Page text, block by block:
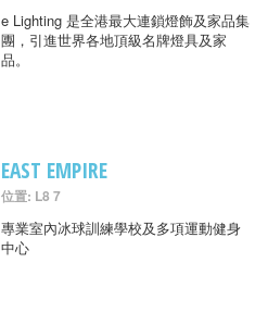
e Lighting 是全港最大連鎖燈飾及家品集
團，引進世界各地頂級名牌燈具及家
品。
EAST EMPIRE
位置: L8 7
專業室內冰球訓練學校及多項運動健身
中心